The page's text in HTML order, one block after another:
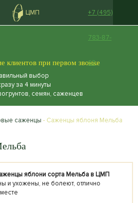
ЦМП +7 (495)
783-87-
63
клиентов при первом звонке
выбор
за 4 минуты
семян, саженцев
саженцы - Саженцы яблоня Мельба
яблони сорта Мельба в ЦМП
и ухожены, не болеют, отлично